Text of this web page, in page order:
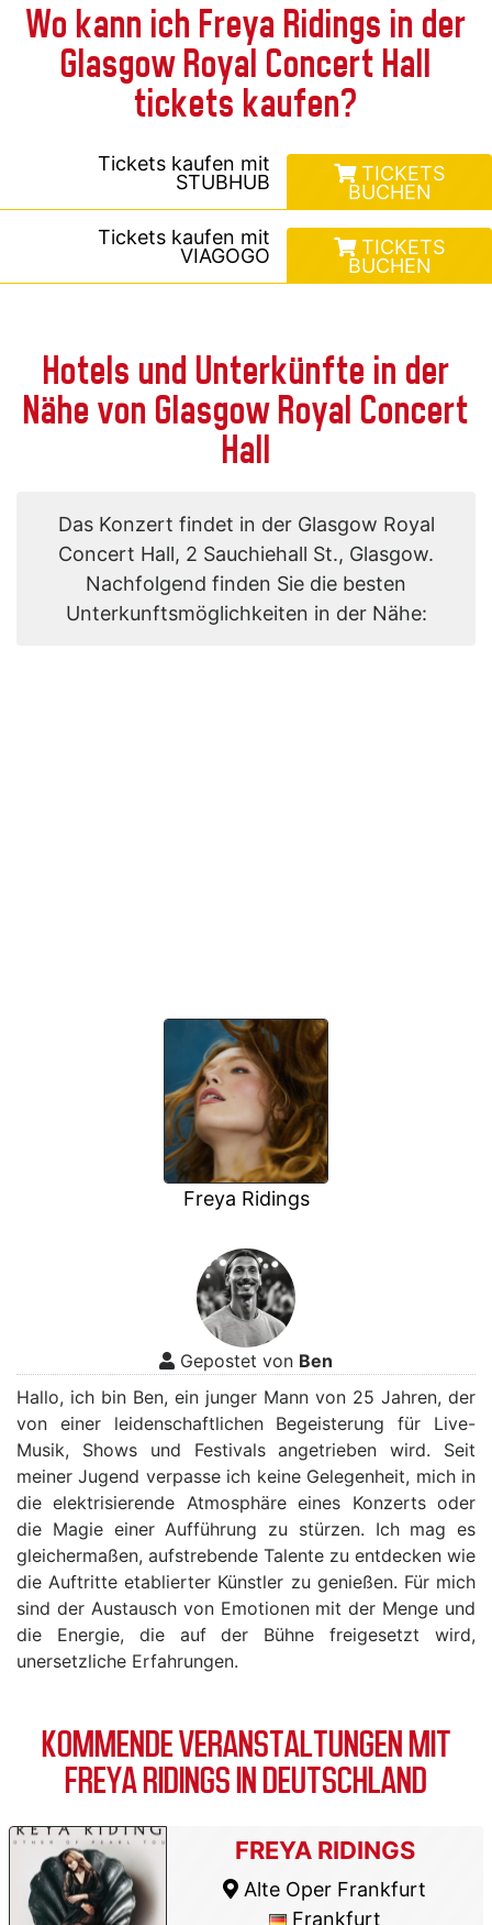
Wo kann ich Freya Ridings in der
Glasgow Royal Concert Hall
tickets kaufen?
Tickets kaufen mit
STUBHUB
TICKETS
BUCHEN
Tickets kaufen mit
VIAGOGO
TICKETS
BUCHEN
Hotels und Unterkünfte in der
Nähe von Glasgow Royal Concert
Hall
Das Konzert findet in der Glasgow Royal
Concert Hall, 2 Sauchiehall St., Glasgow.
Nachfolgend finden Sie die besten
Unterkunftsmöglichkeiten in der Nähe:
Freya Ridings
Gepostet von Ben
Hallo, ich bin Ben, ein junger Mann von 25 Jahren, der
von einer leidenschaftlichen Begeisterung für Live-
Musik, Shows und Festivals angetrieben wird. Seit
meiner Jugend verpasse ich keine Gelegenheit, mich in
die elektrisierende Atmosphäre eines Konzerts oder
die Magie einer Aufführung zu stürzen. Ich mag es
gleichermaßen, aufstrebende Talente zu entdecken wie
die Auftritte etablierter Künstler zu genießen. Für mich
sind der Austausch von Emotionen mit der Menge und
die Energie, die auf der Bühne freigesetzt wird,
unersetzliche Erfahrungen.
KOMMENDE VERANSTALTUNGEN MIT
FREYA RIDINGS IN DEUTSCHLAND
FREYA RIDINGS
Alte Oper Frankfurt
Frankfurt